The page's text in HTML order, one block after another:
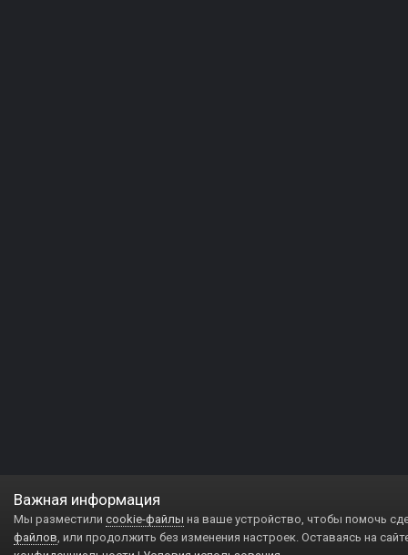
Важная информация
Мы разместили cookie-файлы на ваше устройство, чтобы помочь
файлов, или продолжить без изменения настроек. Оставаясь на